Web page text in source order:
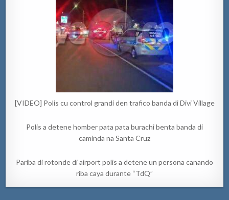
[VIDEO] Polis cu control grandi den trafico banda di Divi Village
Polis a detene homber pata pata burachi benta banda di
caminda na Santa Cruz
Pariba di rotonde di airport polis a detene un persona canando
riba caya durante “TdQ”